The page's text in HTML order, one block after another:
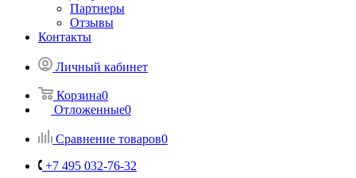
Партнеры
Отзывы
Контакты
Личный кабинет
Корзина0
Отложенные0
Сравнение товаров0
+7 495 032-76-32